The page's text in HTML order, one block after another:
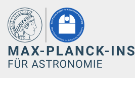
Hauptinhalt